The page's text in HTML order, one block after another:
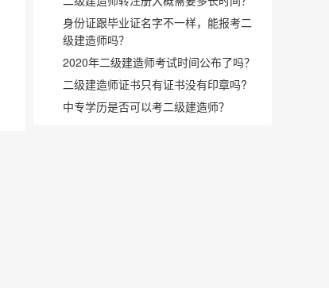
身份证跟毕业证名字不一样，能报考二
级建造师吗？
2020年二级建造师考试时间公布了吗？
二级建造师证书只有证书没有印章吗?
中专学历是否可以考二级建造师？